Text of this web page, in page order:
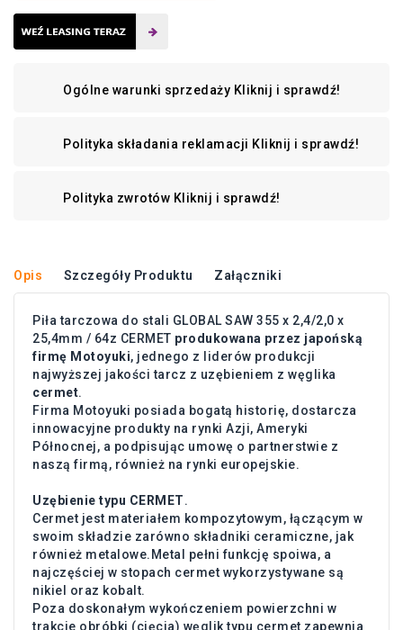
Ogólne warunki sprzedaży Kliknij i sprawdź!
Polityka składania reklamacji Kliknij i sprawdź!
Polityka zwrotów Kliknij i sprawdź!
Opis Szczegóły Produktu Załączniki
Piła tarczowa do stali GLOBAL SAW 355 x 2,4/2,0 x
25,4mm / 64z CERMET produkowana przez japońską
firmę Motoyuki, jednego z liderów produkcji
najwyższej jakości tarcz z uzębieniem z węglika
cermet.
Firma Motoyuki posiada bogatą historię, dostarcza
innowacyjne produkty na rynki Azji, Ameryki
Północnej, a podpisując umowę o partnerstwie z
naszą firmą, również na rynki europejskie.
Uzębienie typu CERMET.
Cermet jest materiałem kompozytowym, łączącym w
swoim składzie zarówno składniki ceramiczne, jak
również metalowe.Metal pełni funkcję spoiwa, a
najczęściej w stopach cermet wykorzystywane są
nikiel oraz kobalt.
Poza doskonałym wykończeniem powierzchni w
trakcie obróbki (cięcia) węglik typu cermet zapewnia